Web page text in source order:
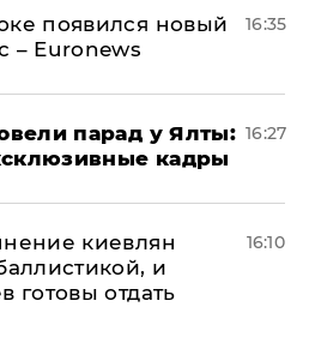
появился новый
– Euronews
16:35
парад у Ялты:
кадры
16:27
киевлян
и
готовы отдать
16:10